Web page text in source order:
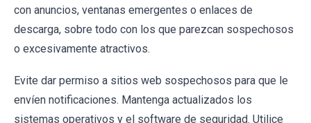
con anuncios, ventanas emergentes o enlaces de
descarga, sobre todo con los que parezcan sospechosos
o excesivamente atractivos.
Evite dar permiso a sitios web sospechosos para que le
envíen notificaciones. Mantenga actualizados los
sistemas operativos y el software de seguridad. Utilice